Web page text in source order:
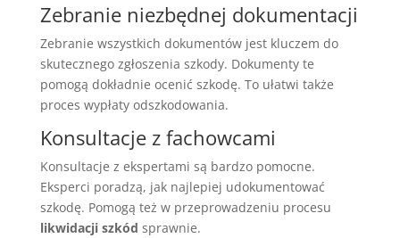
Zebranie niezbędnej dokumentacji
Zebranie wszystkich dokumentów jest kluczem do
skutecznego zgłoszenia szkody. Dokumenty te
pomogą dokładnie ocenić szkodę. To ułatwi także
proces wypłaty odszkodowania.
Konsultacje z fachowcami
Konsultacje z ekspertami są bardzo pomocne.
Eksperci poradzą, jak najlepiej udokumentować
szkodę. Pomogą też w przeprowadzeniu procesu
likwidacji szkód sprawnie.